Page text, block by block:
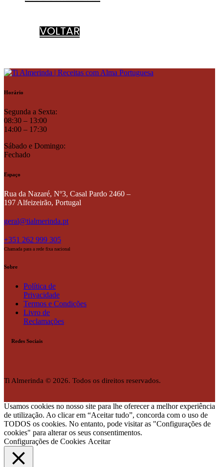
VOLTAR
Horário
Segunda a Sexta:
08:30 – 13:00
14:00 – 17:30
Sábado e Domingo:
Fechado
Espaço
Rua da Nazaré, Nº3, Casal Pardo 2460 –
197 Alfeizeirão, Portugal
geral@tialmerinda.pt
+351 262 999 305
Chamada para a rede fixa nacional
Sobre
Política de
Privacidade
Termos e Condições
Livro de
Reclamações
Redes Sociais
Ti Almerinda © 2026. Todos os direitos reservados.
Usamos cookies no nosso site para lhe oferecer a melhor experiência
de utilização. Ao clicar em “Aceitar tudo”, concorda com o uso de
TODOS os cookies. No entanto, pode visitar as "Configurações de
cookies" para alterar os seus consentimentos.
Configurações de Cookies Aceitar